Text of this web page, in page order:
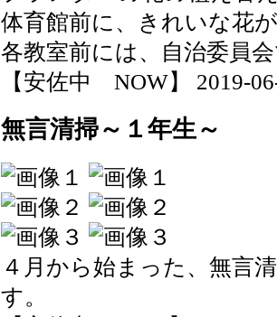
体育館前に、きれいな花
各教室前には、自治委員
【安佐中 NOW】 2019-
無言清掃～１年生～
４月から始まった、無言
す。